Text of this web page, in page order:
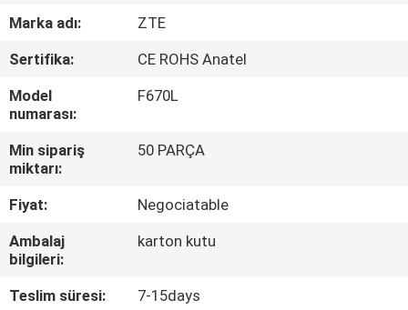
HAKKIMIZDA
FABRIKA
TURU
KALITE
KONTROL
BIZIMLE
ILETIŞIME
Marka adı:
ZTE
Sertifika:
CE ROHS Anatel
Model
numarası:
F670L
Min sipariş
miktarı:
50 PARÇA
Fiyat:
Negociatable
Ambalaj
bilgileri:
karton kutu
Teslim süresi:
7-15days